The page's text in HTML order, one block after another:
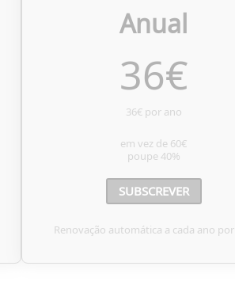
Anual
36€
36€ por ano
em vez de 60€
poupe40%
SUBSCREVER
Renovação automática a cada ano por